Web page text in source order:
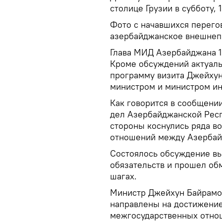
столице Грузии в субботу,
Фото с начавшихся
азербайджанское
Глава МИД Азербайджана
Кроме обсуждений
программу визита
министром и министром
Как говорится в
дел Азербайджанской
стороны коснулись ряда
отношений между
Состоялось обсуждение
обязательств и прошел
шагах.
Министр Джейхун
направлены на
межгосударственных